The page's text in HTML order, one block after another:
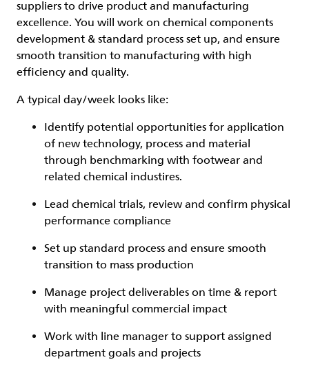
suppliers to drive product and manufacturing
excellence. You will work on chemical components
development & standard process set up, and ensure
smooth transition to manufacturing with high
efficiency and quality.
A typical day/week looks like:
Identify potential opportunities for application
of new technology, process and material
through benchmarking with footwear and
related chemical industires.
Lead chemical trials, review and confirm physical
performance compliance
Set up standard process and ensure smooth
transition to mass production
Manage project deliverables on time & report
with meaningful commercial impact
Work with line manager to support assigned
department goals and projects